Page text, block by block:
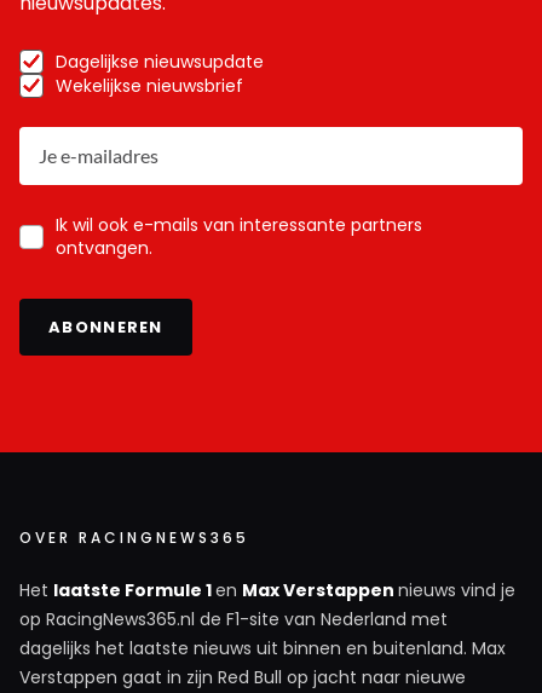
Dagelijkse nieuwsupdate
Wekelijkse nieuwsbrief
Ik wil ook e-mails van interessante partners
ontvangen.
ABONNEREN
OVER RACINGNEWS365
Het laatste Formule 1en Max Verstappen nieuws vind je
op RacingNews365.nl de F1-site van Nederland met
dagelijks het laatste nieuws uit binnen en buitenland. Max
Verstappen gaat in zijn Red Bull op jacht naar nieuwe